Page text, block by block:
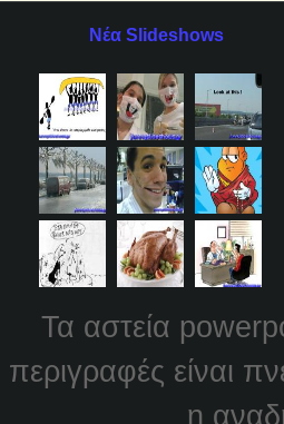
Νέα Slideshows
Τα αστεία
περιγραφές είναι
η